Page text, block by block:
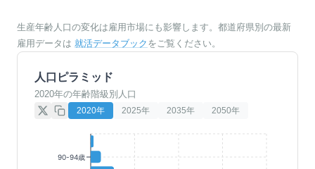
生産年齢人口の変化は雇用市場にも影響します。都道府県別の最新
雇用データは 就活データブック をご覧ください。
人口ピラミッド
2020年の年齢階級別人口
2020年 2025年 2035年 2050年
90-94歳